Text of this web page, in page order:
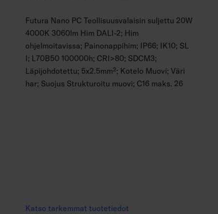
Futura Nano PC Teollisuusvalaisin suljettu 20W
4000K 3060lm Him DALI-2; Him
ohjelmoitavissa; Painonappihim; IP66; IK10; SL
I; L70B50 100000h; CRI>80; SDCM3;
Läpijohdotettu; 5x2.5mm²; Kotelo Muovi; Väri
har; Suojus Strukturoitu muovi; C16 maks. 26
Katso tarkemmat tuotetiedot